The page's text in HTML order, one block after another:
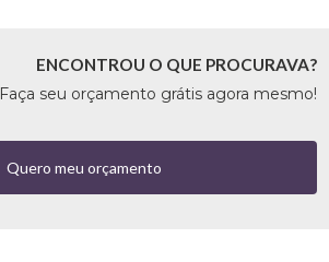
ENCONTROU O QUE PROCURAVA?
Faça seu orçamento grátis agora mesmo!
Quero meu orçamento